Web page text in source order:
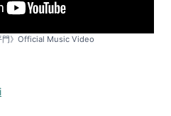
門》Official Music Video